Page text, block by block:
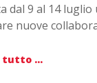
dal 9 al 14
nuove
tutto …